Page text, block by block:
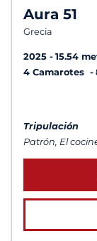
Aura 51
Grecia
2025
15.54
4 Camarotes
Tripulación
Patrón, El